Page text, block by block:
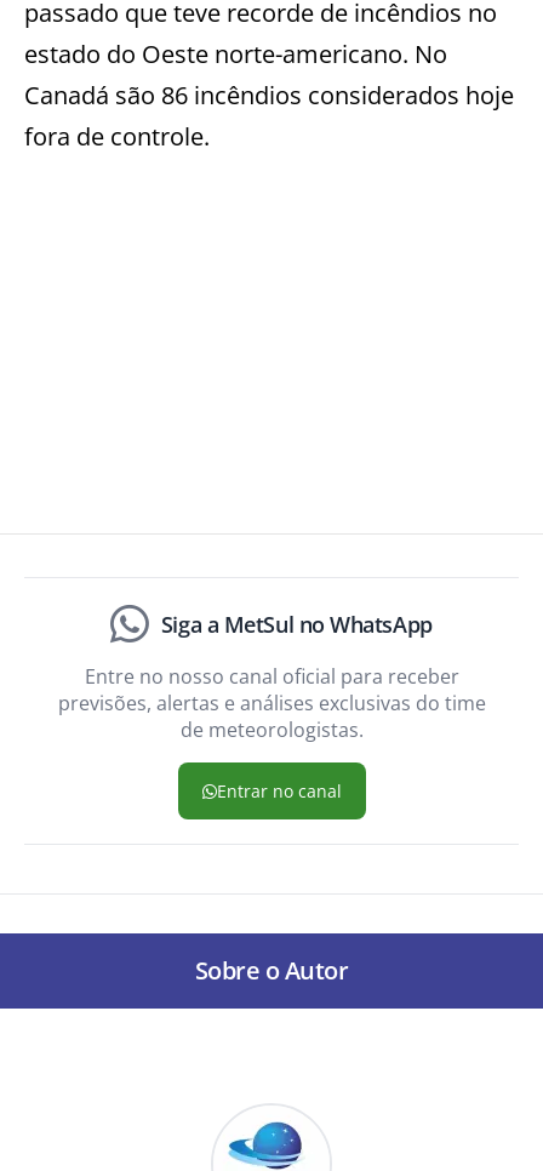
passado que teve recorde de incêndios no
estado do Oeste norte-americano. No
Canadá são 86 incêndios considerados hoje
fora de controle.
Siga a MetSul no WhatsApp
Entre no nosso canal oficial para receber
previsões, alertas e análises exclusivas do time
de meteorologistas.
Entrar no canal
Sobre o Autor